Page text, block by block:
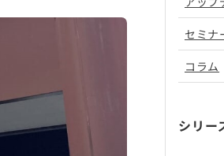
セミナ
コラム
シリー